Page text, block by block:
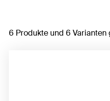
6 Produkte und 6 Varianten